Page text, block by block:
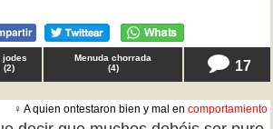
jodes
(2)
Menuda chorrada
(4) 17
♀ A quien ontestaron bien y mal en comportamiento